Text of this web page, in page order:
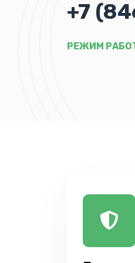
+7
РЕЖИМ